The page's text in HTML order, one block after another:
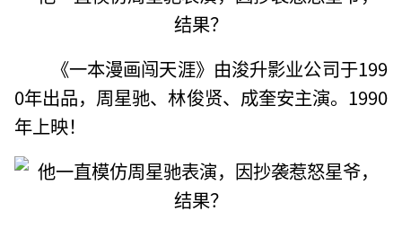
《一本漫画闯天涯》由浚升影业公司于199
0年出品，周星驰、林俊贤、成奎安主演。1990
年上映！